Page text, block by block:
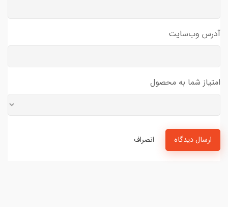
آدرس وب‌سایت
امتیاز شما به محصول
ارسال دیدگاه انصراف